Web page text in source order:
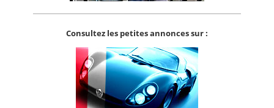
Consultez les petites annonces sur :